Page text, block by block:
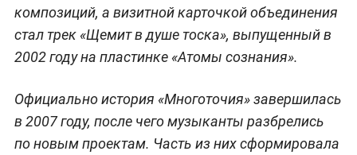
композиций, а визитной карточкой объединения
стал трек «Щемит в душе тоска», выпущенный в
2002 году на пластинке «Атомы сознания».
Официально история «Многоточия» завершилась
в 2007 году, после чего музыканты разбрелись
по новым проектам. Часть из них сформировала